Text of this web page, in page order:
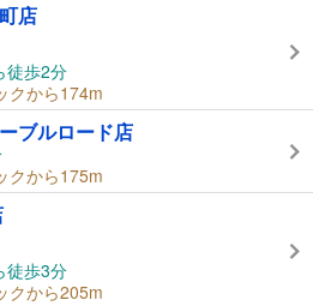
店
徒歩2分
クから174m
ブルロード店
クから175m
徒歩3分
クから205m